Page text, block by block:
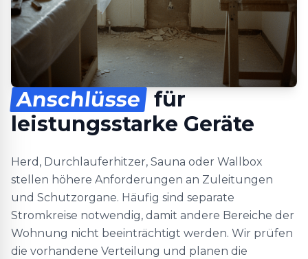
Anschlüsse für
leistungsstarke Geräte
Herd, Durchlauferhitzer, Sauna oder Wallbox
stellen höhere Anforderungen an Zuleitungen
und Schutzorgane. Häufig sind separate
Stromkreise notwendig, damit andere Bereiche der
Wohnung nicht beeinträchtigt werden. Wir prüfen
die vorhandene Verteilung und planen die